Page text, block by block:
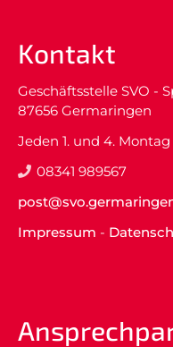
Kontakt
Geschäftsstelle SVO -
87656 Germaringen
Jeden 1. und 4.
08341 989567
Impressum -